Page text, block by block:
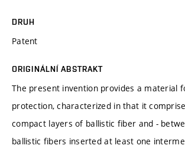
DRUH
Patent
ORIGINÁLNÍ ABSTRAKT
The present invention provides a material
protection, characterized in that it
compact layers of ballistic fiber and -
ballistic fibers inserted at least one